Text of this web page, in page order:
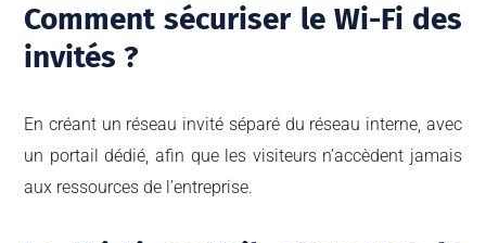
Comment sécuriser le Wi-Fi des
invités ?
En créant un réseau invité séparé du réseau interne, avec
un portail dédié, afin que les visiteurs n’accèdent jamais
aux ressources de l’entreprise.